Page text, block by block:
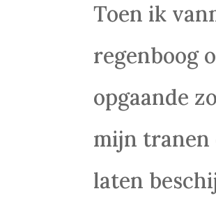
Toen ik
regenboog
opgaande
mijn tranen
laten